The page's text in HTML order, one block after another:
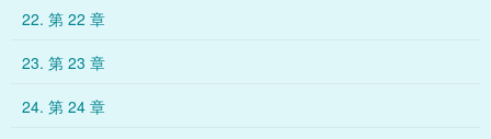
22. 第 22 章
23. 第 23 章
24. 第 24 章